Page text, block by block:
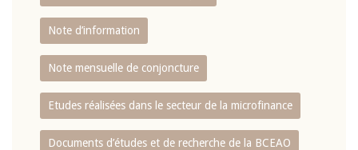
Note d’information
Note mensuelle de conjoncture
Etudes réalisées dans le secteur de la microfinance
Documents d’études et de recherche de la BCEAO